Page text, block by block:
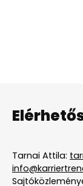
Tarnai Attila: